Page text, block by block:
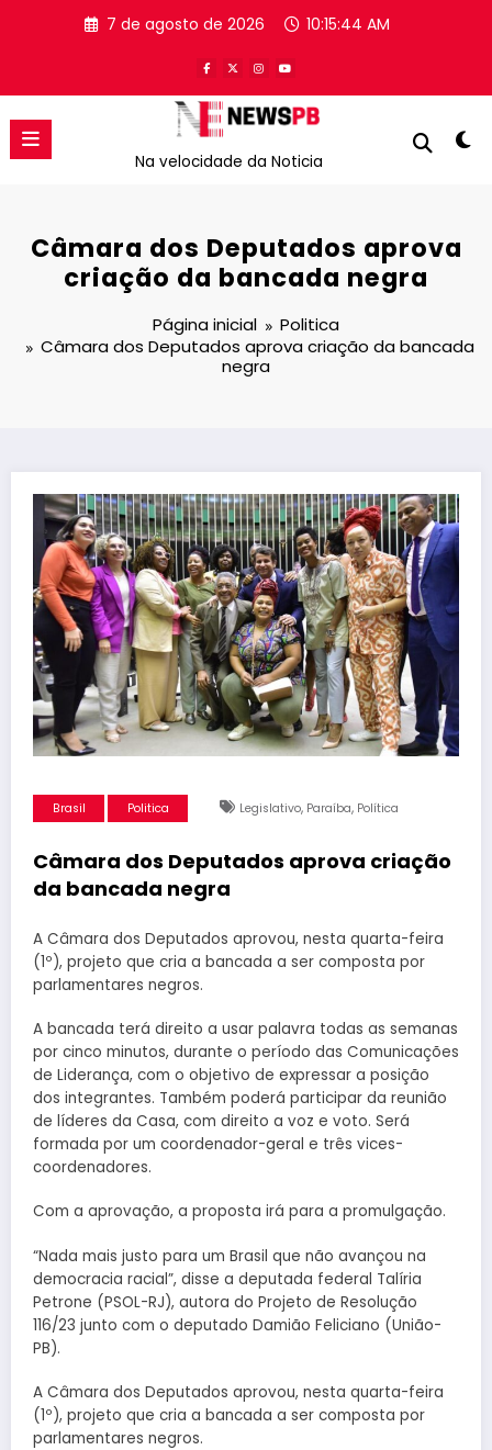
7 de agosto de 2026 10:15:44 AM
Na velocidade da Noticia
Câmara dos Deputados aprova
criação da bancada negra
Página inicial
Politica
Câmara dos Deputados aprova criação da bancada
negra
Brasil Politica Legislativo, Paraíba, Política
Câmara dos Deputados aprova criação
da bancada negra
A Câmara dos Deputados aprovou, nesta quarta-feira
(1º), projeto que cria a bancada a ser composta por
parlamentares negros.
A bancada terá direito a usar palavra todas as semanas
por cinco minutos, durante o período das Comunicações
de Liderança, com o objetivo de expressar a posição
dos integrantes. Também poderá participar da reunião
de líderes da Casa, com direito a voz e voto. Será
formada por um coordenador-geral e três vices-
coordenadores.
Com a aprovação, a proposta irá para a promulgação.
“Nada mais justo para um Brasil que não avançou na
democracia racial”, disse a deputada federal Talíria
Petrone (PSOL-RJ), autora do Projeto de Resolução
116/23 junto com o deputado Damião Feliciano (União-
PB).
A Câmara dos Deputados aprovou, nesta quarta-feira
(1º), projeto que cria a bancada a ser composta por
parlamentares negros.